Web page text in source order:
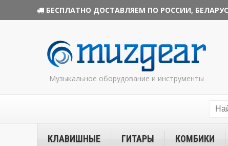
БЕСПЛАТНО ДОСТАВЛЯЕМ ПО РОССИИ,
Музыкальное оборудование и инструменты
КЛАВИШНЫЕ ГИТАРЫ КОМБИКИ